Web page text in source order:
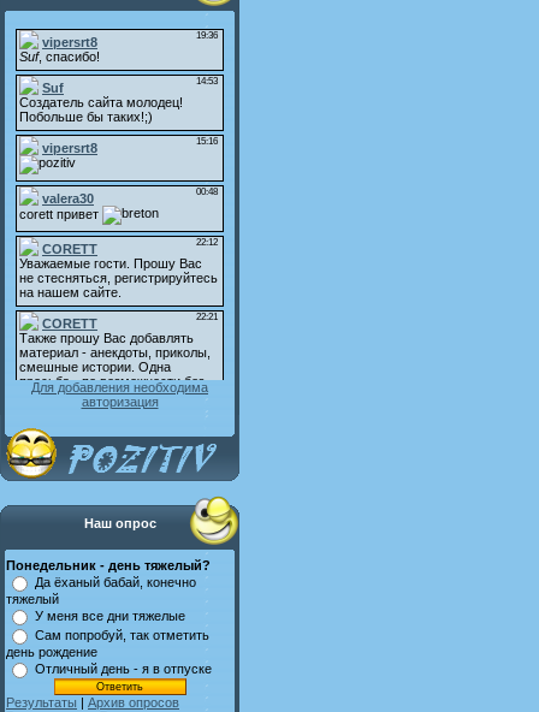
Для добавления необходима
авторизация
Наш опрос
Понедельник - день тяжелый?
Да ёханый бабай, конечно
тяжелый
У меня все дни тяжелые
Сам попробуй, так отметить
день рождение
Отличный день - я в отпуске
Результаты | Архив опросов